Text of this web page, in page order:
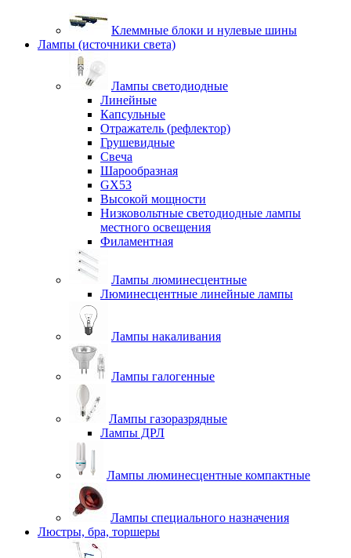
Клеммные блоки и нулевые шины
Лампы (источники света)
Лампы светодиодные
Линейные
Капсульные
Отражатель (рефлектор)
Грушевидные
Свеча
Шарообразная
GX53
Высокой мощности
Низковольтные светодиодные лампы
местного освещения
Филаментная
Лампы люминесцентные
Люминесцентные линейные лампы
Лампы накаливания
Лампы галогенные
Лампы газоразрядные
Лампы ДРЛ
Лампы люминесцентные компактные
Лампы специального назначения
Люстры, бра, торшеры